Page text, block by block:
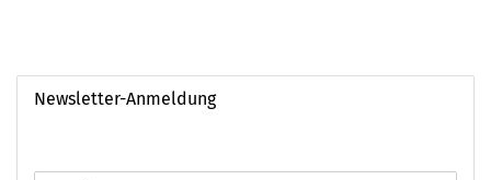
Newsletter-Anmeldung